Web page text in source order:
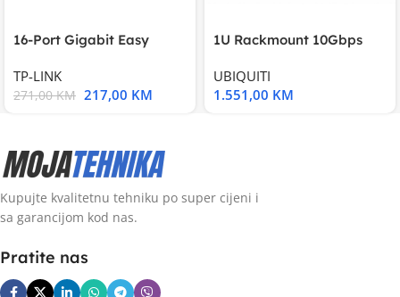
16-Port Gigabit Easy
TP-LINK
271,00KM 217,00 KM
1U Rackmount 10Gbps
UBIQUITI
1.551,00 KM
Kupujte kvalitetnu tehniku po super cijeni i
sa garancijom kod nas.
Pratite nas